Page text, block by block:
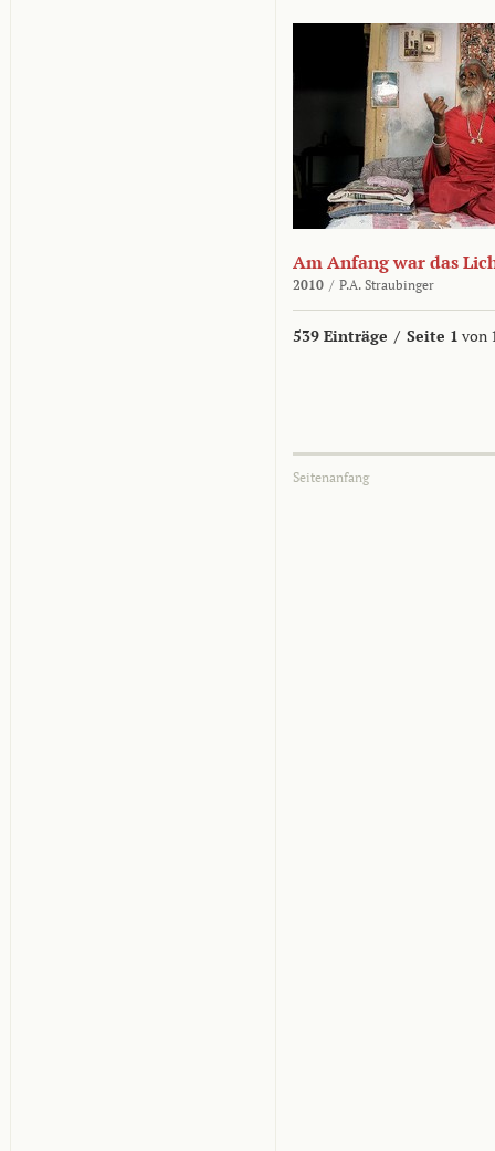
Am Anfang war das
2010 / P.A. Straubinger
539 Einträge / Seite 1 von
Seitenanfang